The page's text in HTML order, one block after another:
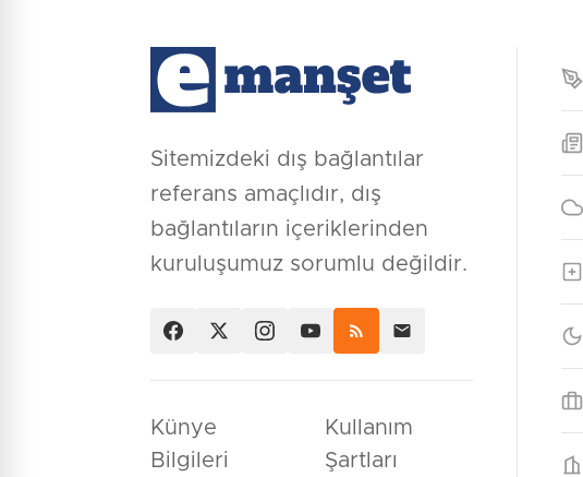
Sitemizdeki dış bağlantılar
referans amaçlıdır, dış
bağlantıların içeriklerinden
kuruluşumuz sorumlu değildir.
Künye
Bilgileri
Kullanım
Şartları